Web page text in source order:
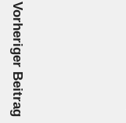
Vorheriger Beitrag